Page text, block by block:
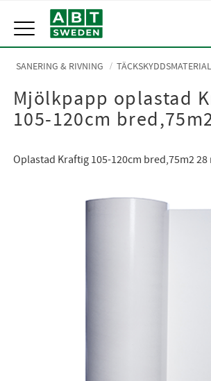
Meny
SANERING & RIVNING TÄCKSKYDDSMATERIAL
Mjölkpapp oplastad
105-120cm
Oplastad Kraftig 105-120cm bred,75m2